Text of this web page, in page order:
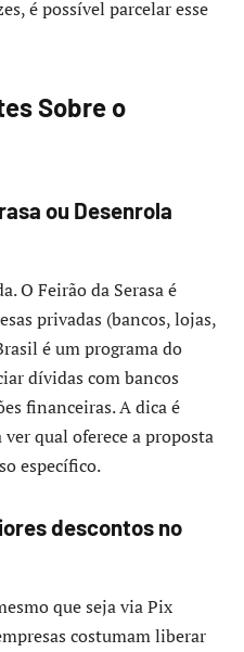
é possível parcelar esse
Sobre o
ou Desenrola
O Feirão da Serasa é
privadas (bancos, lojas,
é um programa do
dívidas com bancos
financeiras. A dica é
qual oferece a proposta
específico.
descontos no
que seja via Pix
costumam liberar